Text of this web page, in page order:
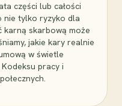
części lub całości
nie tylko ryzyko dla
karną skarbową może
jakie kary realnie
w świetle
pracy i